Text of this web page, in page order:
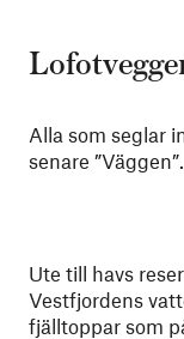
Alla som seglar
senare ”Väggen”.
Ute till havs
Vestfjordens
fjälltoppar som